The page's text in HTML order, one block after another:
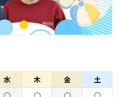
水 木 金
土